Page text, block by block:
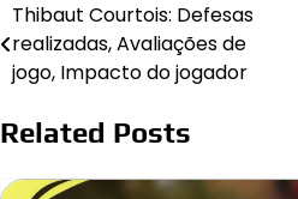
Post
navigation
Thibaut Courtois: Defesas
realizadas, Avaliações de
jogo, Impacto do jogador
Related Posts